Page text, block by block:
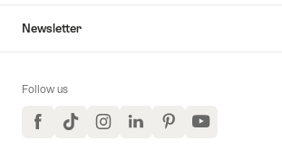
Newsletter
Follow us
FacebookTikTokInstagramLinkedInPinterestYouTube